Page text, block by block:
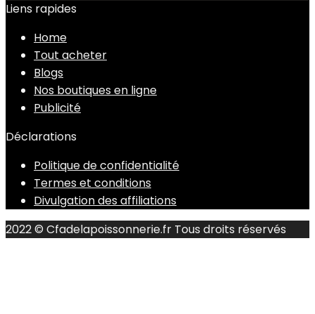
Liens rapides
Home
Tout acheter
Blogs
Nos boutiques en ligne
Publicité
Déclarations
Politique de confidentialité
Termes et conditions
Divulgation des affiliations
2022 © Cfadelapoissonnerie.fr Tous droits réservés